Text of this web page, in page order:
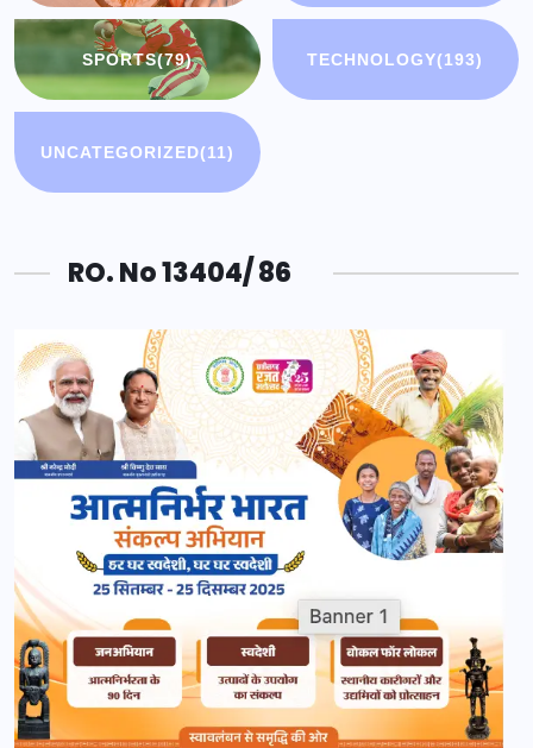
SPORTS(79) TECHNOLOGY(193)
UNCATEGORIZED(11)
RO. No 13404/ 86